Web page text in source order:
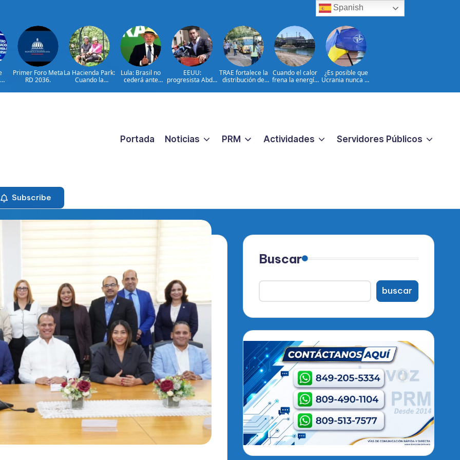
Primer Foro Meta
RD 2036.
La Hacienda Park:
Cuando la
la historia del
Lula: Brasil no
cederá ante
extranjeras
EEUU:
progresista Abdul
primarias en
TRAE fortalece la
distribución de
todo el país de
Cuando el calor
frena la energía
Europa
¿Es posible que
Ucrania nunca se
OTAN?
Portada Noticias PRM Actividades Servidores Públicos
Subscribe
Buscar
buscar
Spanish